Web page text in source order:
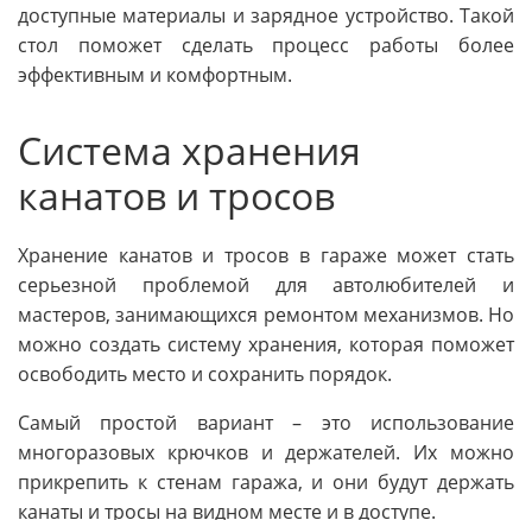
доступные материалы и зарядное устройство. Такой
стол поможет сделать процесс работы более
эффективным и комфортным.
Система хранения
канатов и тросов
Хранение канатов и тросов в гараже может стать
серьезной проблемой для автолюбителей и
мастеров, занимающихся ремонтом механизмов. Но
можно создать систему хранения, которая поможет
освободить место и сохранить порядок.
Самый простой вариант – это использование
многоразовых крючков и держателей. Их можно
прикрепить к стенам гаража, и они будут держать
канаты и тросы на видном месте и в доступе.